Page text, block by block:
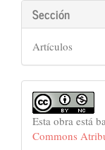
Sección
Artículos
Esta obra está
Commons